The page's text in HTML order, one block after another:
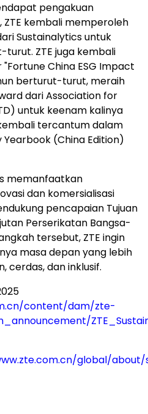
pengakuan
ZTE kembali memperoleh
Sustainalytics untuk
ZTE juga kembali
China ESG Impact
berturut-turut, meraih
dari Association for
untuk keenam kalinya
tercantum dalam
Yearbook (China Edition)
memanfaatkan
dan komersialisasi
pencapaian Tujuan
Perserikatan Bangsa-
tersebut, ZTE ingin
masa depan yang lebih
cerdas, dan inklusif.
content/dam/zte-
global/about/